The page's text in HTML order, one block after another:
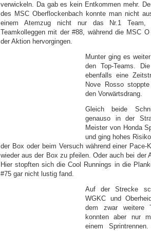
verwickeln. Da gab es kein Entkommen mehr.
des MSC Oberflockenbach konnte man nicht
einem Atemzug nicht nur das Nr.1 Team,
Teamkolleggen mit der #88, während die MSC
der Aktion hervorgingen.
Munter ging es
den Top-Teams.
ebenfalls eine
Nove Rosso
den Vorwärtsdrang.
Gleich beide
genauso in der
Meister von Honda
und ging hohes
der Box oder beim Versuch während einer
wieder aus der Box zu pfeilen. Oder auch bei der
Hier stopften sich die Cool Runnings in die
#75 gar nicht lustig fand.
Auf der Strecke
WGKC und
dem zwar weitere
konnten aber nur
einem